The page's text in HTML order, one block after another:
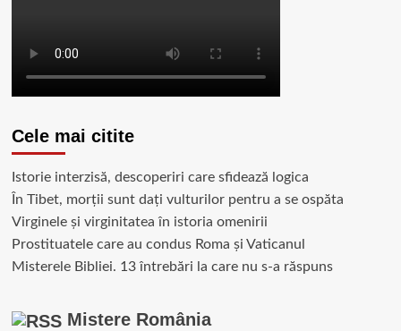
Cele mai citite
Istorie interzisă, descoperiri care sfidează logica
În Tibet, morții sunt dați vulturilor pentru a se ospăta
Virginele şi virginitatea în istoria omenirii
Prostituatele care au condus Roma și Vaticanul
Misterele Bibliei. 13 întrebări la care nu s-a răspuns
Mistere România